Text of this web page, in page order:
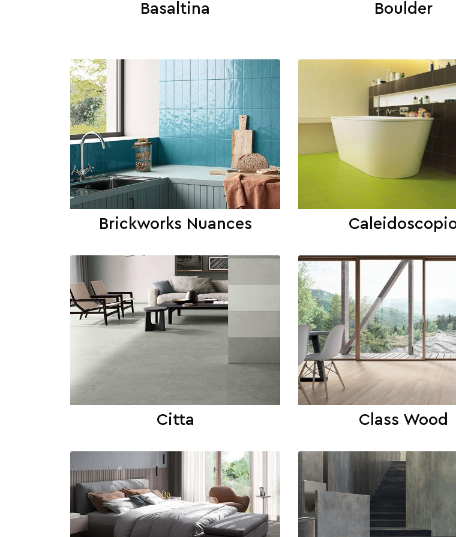
Basaltina Boulder
Brickworks Nuances
Citta Class Wood